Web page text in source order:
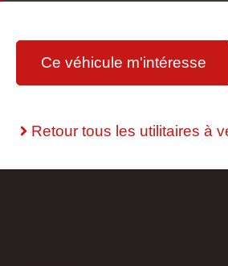
Ce véhicule m'intéresse
Retour tous les utilitaires à